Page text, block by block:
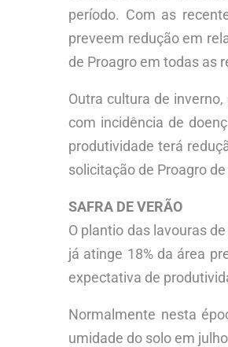
período. Com as
preveem redução em
de Proagro em todas as
Outra cultura de
com incidência de
produtividade terá
solicitação de Proagro
SAFRA DE VERÃO
O plantio das lavouras
já atinge 18% da área
expectativa de
Normalmente nesta
umidade do solo em